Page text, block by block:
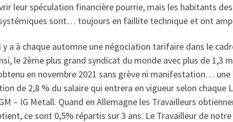
leur spéculation financière pourrie, mais les habitants
sont… toujours en faillite technique et ont
y a à chaque automne une négociation tarifaire dans le
le 2ème plus grand syndicat du monde avec plus de 1,3
en novembre 2021 sans grève ni manifestation…
de 2,8 % du salaire qui entrera en vigueur selon
– IG Metall. Quand en Allemagne les Travailleurs
ce sont 0,5% répartis sur 3 ans. Le Travailleur de